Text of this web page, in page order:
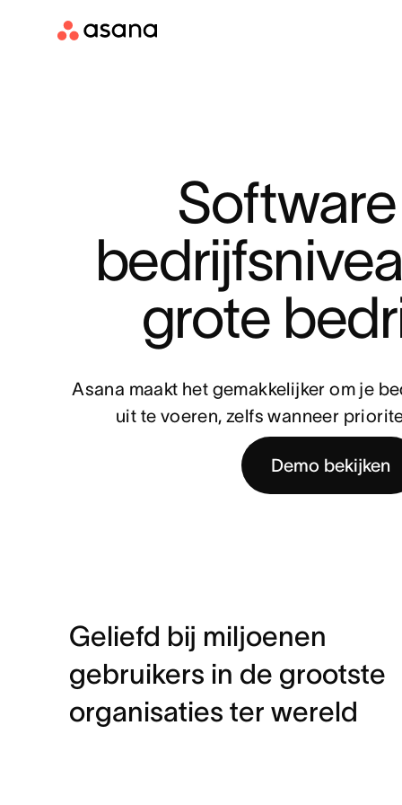
grote
Asana maakt het gemakkelijker om je
uit te voeren, zelfs wanneer
Demo bekijken
Geliefd bij miljoenen
gebruikers in de grootste
organisaties ter wereld